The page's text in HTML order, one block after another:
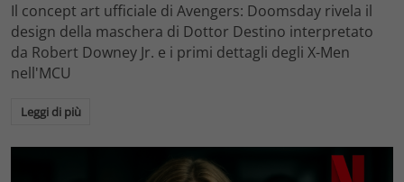
Il concept art ufficiale di Avengers: Doomsday rivela il
design della maschera di Dottor Destino interpretato
da Robert Downey Jr. e i primi dettagli degli X-Men
nell'MCU
Leggi di più